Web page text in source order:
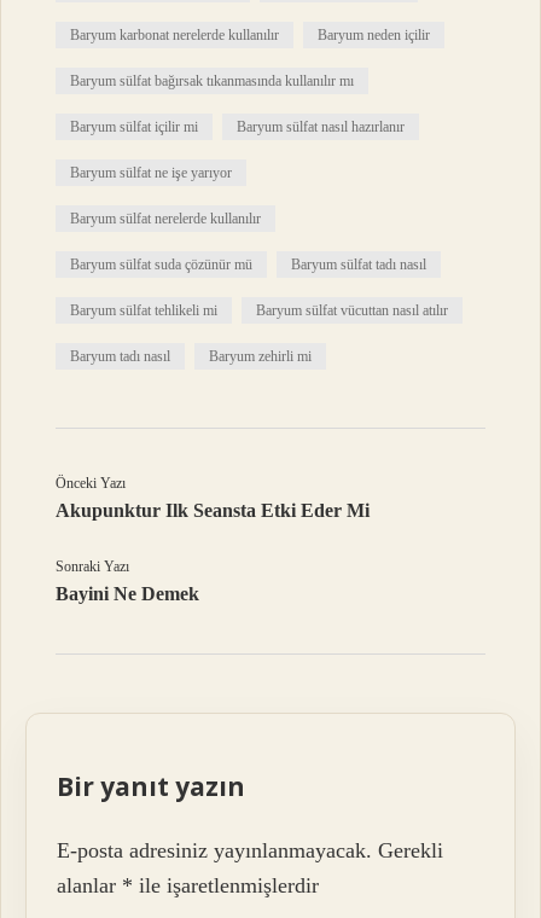
Baryum karbonat nerelerde kullanılır Baryum neden içilir
Baryum sülfat bağırsak tıkanmasında kullanılır mı
Baryum sülfat içilir mi Baryum sülfat nasıl hazırlanır
Baryum sülfat ne işe yarıyor
Baryum sülfat nerelerde kullanılır
Baryum sülfat suda çözünür mü Baryum sülfat tadı nasıl
Baryum sülfat tehlikeli mi Baryum sülfat vücuttan nasıl atılır
Baryum tadı nasıl Baryum zehirli mi
Önceki Yazı
Akupunktur Ilk Seansta Etki Eder Mi
Sonraki Yazı
Bayini Ne Demek
Bir yanıt yazın
E-posta adresiniz yayınlanmayacak. Gerekli
alanlar * ile işaretlenmişlerdir